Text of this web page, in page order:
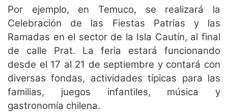
Por ejemplo, en Temuco, se realizará la
Celebración de las Fiestas Patrias y las
Ramadas en el sector de la Isla Cautín, al final
de calle Prat. La feria estará funcionando
desde el 17 al 21 de septiembre y contará con
diversas fondas, actividades típicas para las
familias, juegos infantiles, música y
gastronomía chilena.